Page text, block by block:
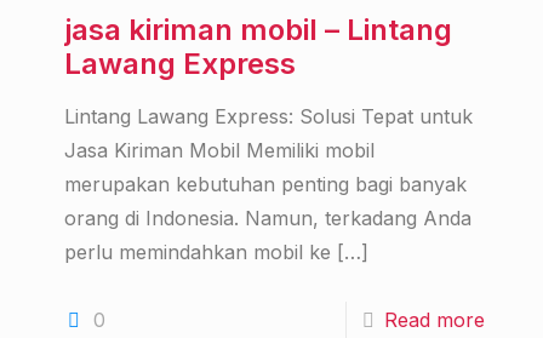
jasa kiriman mobil – Lintang
Lawang Express
Lintang Lawang Express: Solusi Tepat untuk
Jasa Kiriman Mobil Memiliki mobil
merupakan kebutuhan penting bagi banyak
orang di Indonesia. Namun, terkadang Anda
perlu memindahkan mobil ke […]
0 Read more